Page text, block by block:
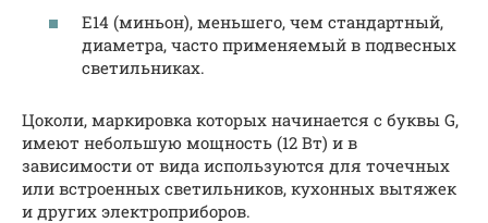
Е14 (миньон), меньшего, чем стандартный,
диаметра, часто применяемый в подвесных
светильниках.
Цоколи, маркировка которых начинается с буквы G,
имеют небольшую мощность (12 Вт) и в
зависимости от вида используются для точечных
или встроенных светильников, кухонных вытяжек
и других электроприборов.